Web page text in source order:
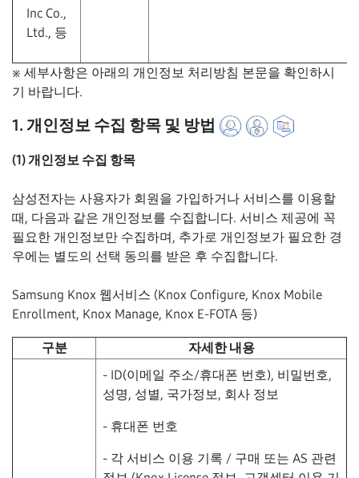
Inc Co.,
Ltd., 등
※ 세부사항은 아래의 개인정보 처리방침 본문을 확인하시
기 바랍니다.
1. 개인정보 수집 항목 및 방법
(1) 개인정보 수집 항목
삼성전자는 사용자가 회원을 가입하거나 서비스를 이용할
때, 다음과 같은 개인정보를 수집합니다. 서비스 제공에 꼭
필요한 개인정보만 수집하며, 추가로 개인정보가 필요한 경
우에는 별도의 선택 동의를 받은 후 수집합니다.
Samsung Knox 웹서비스 (Knox Configure, Knox Mobile
Enrollment, Knox Manage, Knox E-FOTA 등)
구분 자세한 내용
- ID(이메일 주소/휴대폰 번호), 비밀번호,
성명, 성별, 국가정보, 회사 정보
- 휴대폰 번호
- 각 서비스 이용 기록 / 구매 또는 AS 관련